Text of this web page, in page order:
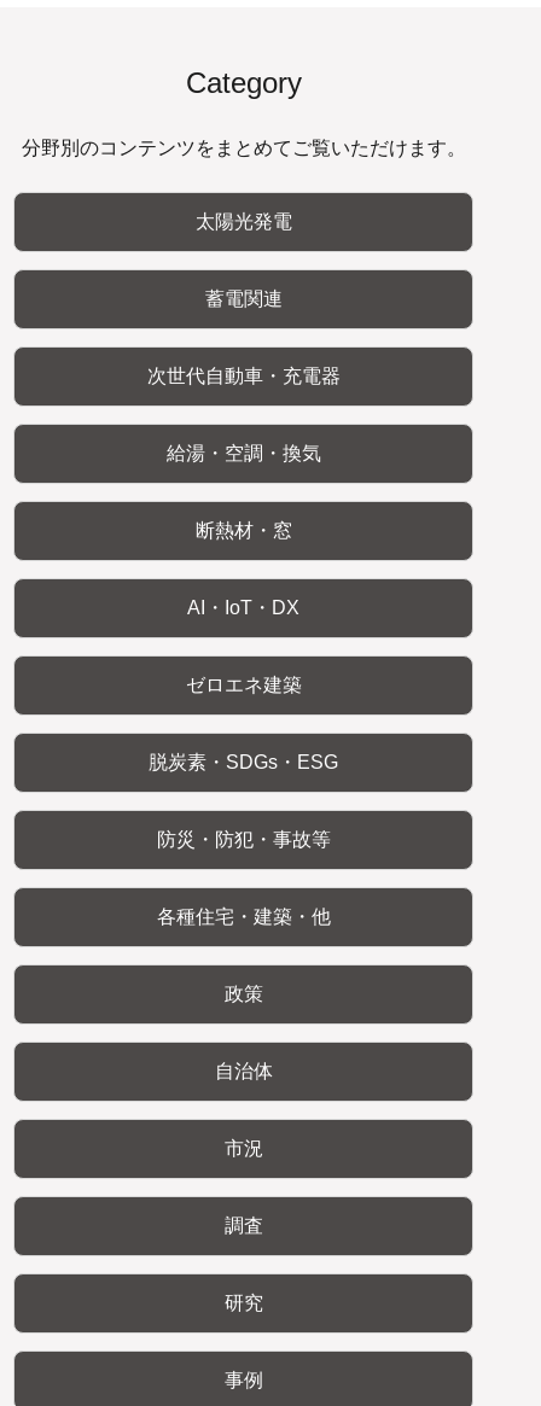
Category
分野別のコンテンツをまとめてご覧いただけます。
太陽光発電
蓄電関連
次世代自動車・充電器
給湯・空調・換気
断熱材・窓
AI・IoT・DX
ゼロエネ建築
脱炭素・SDGs・ESG
防災・防犯・事故等
各種住宅・建築・他
政策
自治体
市況
調査
研究
事例